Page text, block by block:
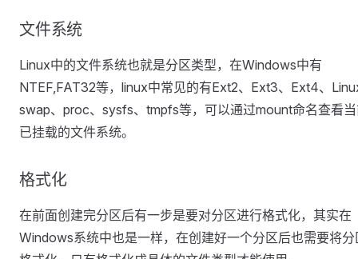
文件系统
Linux中的文件系统也就是分区类型，在Windows中有
NTEF,FAT32等，linux中常见的有Ext2、Ext3、Ext4、
swap、proc、sysfs、tmpfs等，可以通过mount命名查看
已挂载的文件系统。
格式化
在前面创建完分区后有一步是要对分区进行格式化，其实在
Windows系统中也是一样，在创建好一个分区后也需要将分